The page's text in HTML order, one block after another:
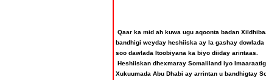
Qaar ka mid ah kuwa ugu aqoonta badan
bandhigi weyday heshiiska ay la gashay
soo dawlada Itoobiyana ka biyo diiday arintaas.
Heshiiskan dhexmaray Somaliland iyo
Xukuumada Abu Dhabi ay arrintan u bandhigtay